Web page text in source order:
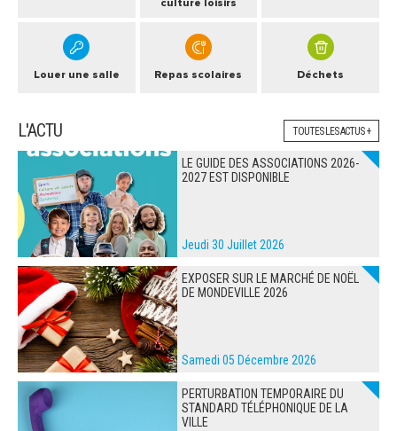
culture loisirs
Louer une salle Repas scolaires Déchets
L'ACTU TOUTES LES ACTUS +
LE GUIDE DES ASSOCIATIONS 2026-
2027 EST DISPONIBLE
Jeudi 30 Juillet 2026
EXPOSER SUR LE MARCHÉ DE NOËL
DE MONDEVILLE 2026
Samedi 05 Décembre 2026
PERTURBATION TEMPORAIRE DU
STANDARD TÉLÉPHONIQUE DE LA
VILLE